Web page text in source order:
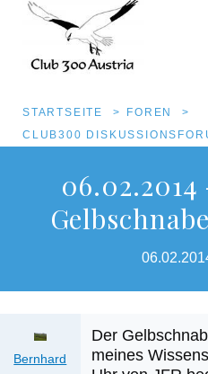
Direkt
Inhalt
Pfadnavigation
STARTSEITE
FOREN
CLUB300
Bernhard
Der
meines